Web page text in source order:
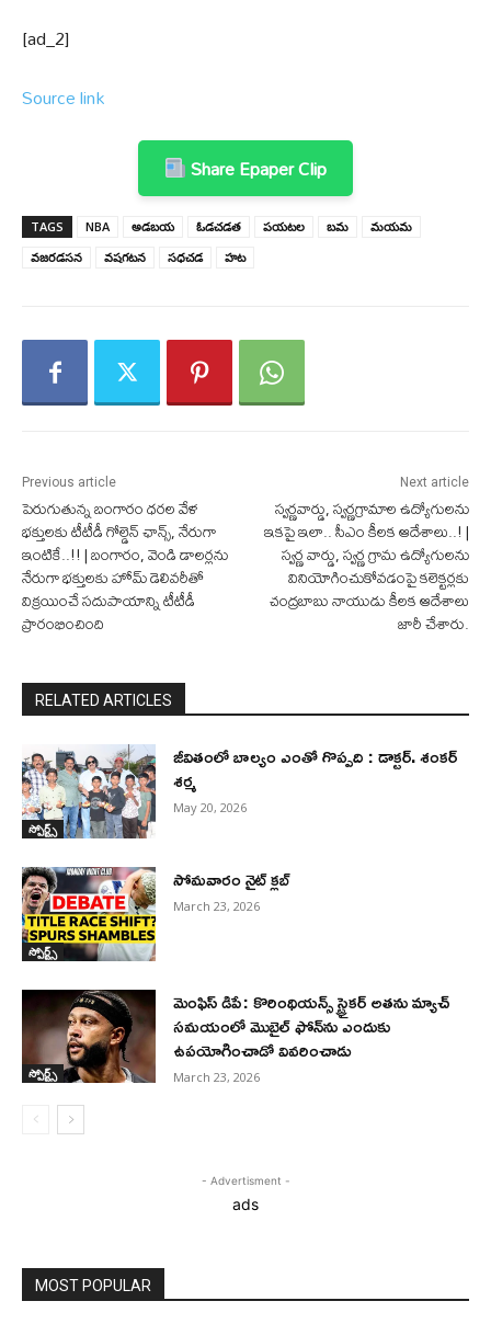
[ad_2]
Source link
Share Epaper Clip
TAGS NBA అడబయ ఓడచడత పయటల బమ
మయమ
వజరడసన
వషగటన సధచడ హట
Previous article
పెరుగుతున్న బంగారం ధరల వేళ
భక్తులకు టీటీడీ గోల్డెన్ ఛాన్స్, నేరుగా
ఇంటికే..!! | బంగారం, వెండి డాలర్లను
నేరుగా భక్తులకు హోమ్ డెలివరీతో
విక్రయించే సదుపాయాన్ని టీటీడీ
ప్రారంభించింది
Next article
స్వర్ణవార్డు, స్వర్ణగ్రామాల ఉద్యోగులను
ఇకపై ఇలా.. సీఎం కీలక ఆదేశాలు..! |
స్వర్ణ వార్డు, స్వర్ణ గ్రామ ఉద్యోగులను
వినియోగించుకోవడంపై కలెక్టర్లకు
చంద్రబాబు నాయుడు కీలక ఆదేశాలు
జారీ చేశారు.
RELATED ARTICLES
స్పోర్ట్స్
జీవితంలో బాల్యం ఎంతో గొప్పది : డాక్టర్. శంకర్
శర్మ
May 20, 2026
స్పోర్ట్స్
సోమవారం నైట్ క్లబ్
March 23, 2026
స్పోర్ట్స్
మెంఫిస్ డిపే: కొరింథియన్స్ స్ట్రైకర్ అతను మ్యాచ్
సమయంలో మొబైల్ ఫోన్‌ను ఎందుకు
ఉపయోగించాడో వివరించాడు
March 23, 2026
- Advertisment -
ads
MOST POPULAR